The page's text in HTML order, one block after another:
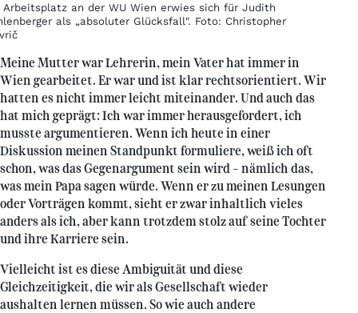
Arbeitsplatz an der WU Wien erwies sich für Judith
als „absoluter Glücksfall". Foto: Christopher
Meine Mutter war Lehrerin, mein Vater hat immer in
Wien gearbeitet. Er war und ist klar rechtsorientiert. Wir
hatten es nicht immer leicht miteinander. Und auch das
hat mich geprägt: Ich war immer herausgefordert, ich
musste argumentieren. Wenn ich heute in einer
Diskussion meinen Standpunkt formuliere, weiß ich oft
schon, was das Gegenargument sein wird – nämlich das,
was mein Papa sagen würde. Wenn er zu meinen Lesungen
oder Vorträgen kommt, sieht er zwar inhaltlich vieles
anders als ich, aber kann trotzdem stolz auf seine Tochter
und ihre Karriere sein.
Vielleicht ist es diese Ambiguität und diese
Gleichzeitigkeit, die wir als Gesellschaft wieder
aushalten lernen müssen. So wie auch andere